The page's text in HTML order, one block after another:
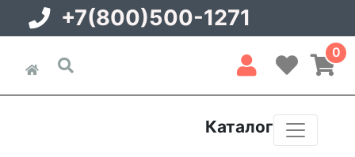
+7(800)500-1271
0
Каталог